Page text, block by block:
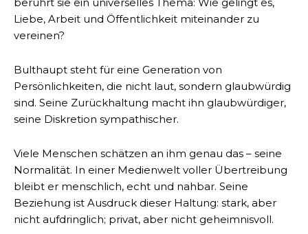
Liebe, Arbeit und Öffentlichkeit miteinander zu
vereinen?
Bulthaupt steht für eine Generation von
Persönlichkeiten, die nicht laut, sondern glaubwürdig
sind. Seine Zurückhaltung macht ihn glaubwürdiger,
seine Diskretion sympathischer.
Viele Menschen schätzen an ihm genau das – seine
Normalität. In einer Medienwelt voller Übertreibung
bleibt er menschlich, echt und nahbar. Seine
Beziehung ist Ausdruck dieser Haltung: stark, aber
nicht aufdringlich; privat, aber nicht geheimnisvoll.